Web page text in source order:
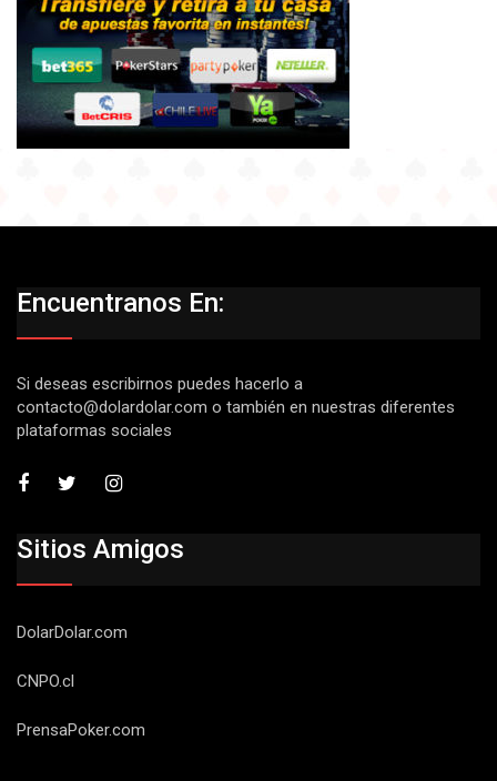
Encuentranos En:
Si deseas escribirnos puedes hacerlo a
contacto@dolardolar.com o también en nuestras diferentes
plataformas sociales
Sitios Amigos
DolarDolar.com
CNPO.cl
PrensaPoker.com